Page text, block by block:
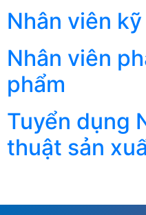
Nhân viên
Nhân viên
phẩm
Tuyển dụng
thuật sản